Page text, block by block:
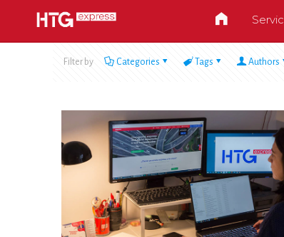
Filter by Categories Tags Authors